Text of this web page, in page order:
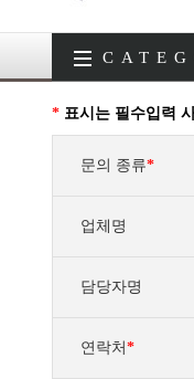
* 표시는 필수입력
문의 종류*
업체명
담당자명
연락처 *